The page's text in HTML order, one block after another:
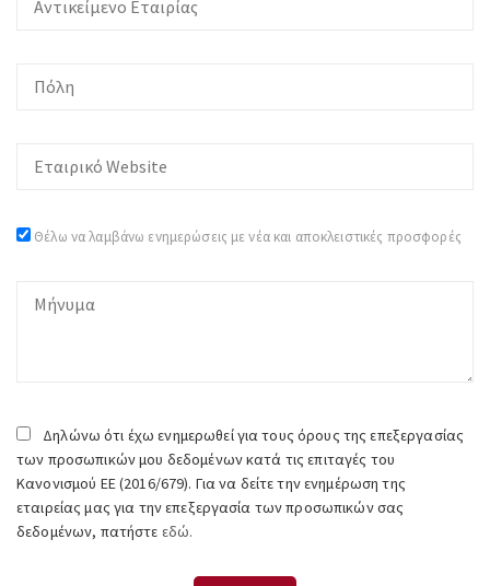
Θέλω να λαμβάνω ενημερώσεις με νέα και αποκλειστικές προσφορές
Δηλώνω ότι έχω ενημερωθεί για τους όρους της επεξεργασίας
των προσωπικών μου δεδομένων κατά τις επιταγές του
Κανονισμού ΕΕ (2016/679). Για να δείτε την ενημέρωση της
εταιρείας μας για την επεξεργασία των προσωπικών σας
δεδομένων, πατήστε εδώ.